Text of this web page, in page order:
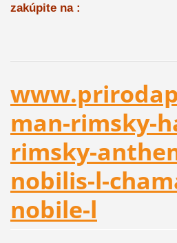
zakúpite na :
man-rimsky-
rimsky-
nobilis-l-
nobile-l